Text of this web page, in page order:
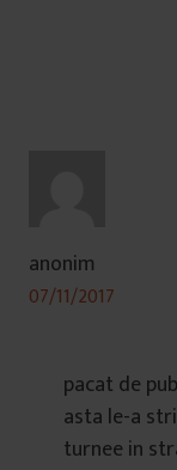
anonim
07/11/2017
pacat de
asta le-a
turnee in